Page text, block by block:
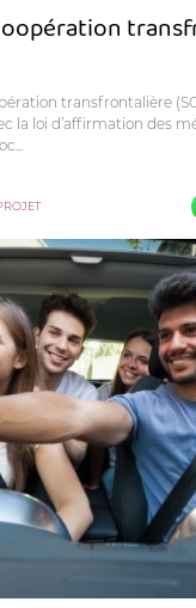
transfrontalière
la loi d’affirmation des